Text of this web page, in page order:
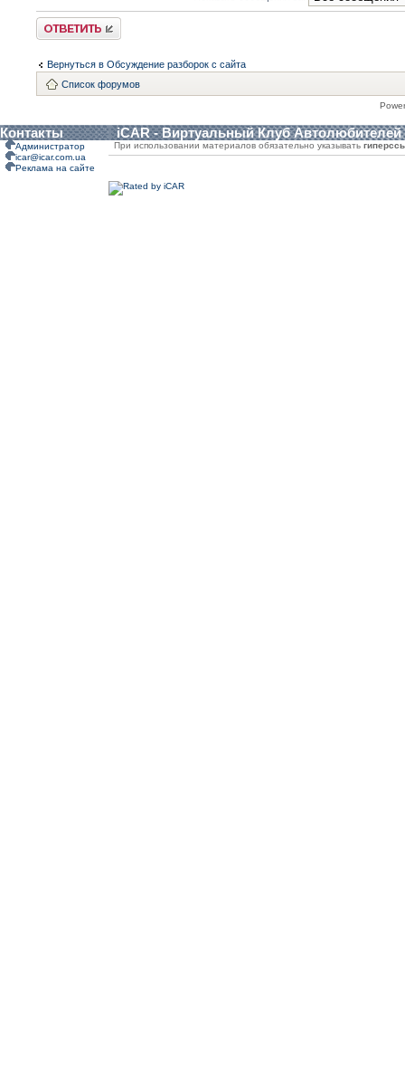
Ответить
Вернуться в Обсуждение разборок с сайта
Список форумов
Контакты iCAR - Виртуальный Клуб Автолюбителей
Администратор
icar@icar.com.ua
Реклама на сайте
При использовании материалов обязательно указывать